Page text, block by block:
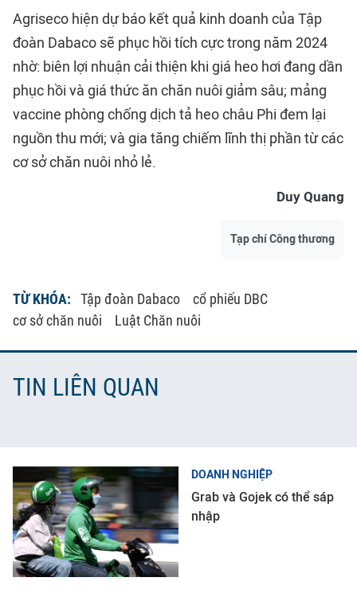
Agriseco hiện dự báo kết quả kinh doanh của Tập
đoàn Dabaco sẽ phục hồi tích cực trong năm 2024
nhờ: biên lợi nhuận cải thiện khi giá heo hơi đang dần
phục hồi và giá thức ăn chăn nuôi giảm sâu; mảng
vaccine phòng chống dịch tả heo châu Phi đem lại
nguồn thu mới; và gia tăng chiếm lĩnh thị phần từ các
cơ sở chăn nuôi nhỏ lẻ.
Duy Quang
Tạp chí Công thương
TỪ KHÓA: Tập đoàn Dabaco
cổ phiếu DBC
cơ sở chăn nuôi
Luật Chăn nuôi
TIN LIÊN QUAN
DOANH NGHIỆP
Grab và Gojek có thể sáp
nhập